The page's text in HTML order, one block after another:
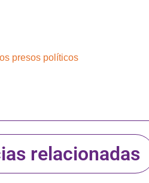
presos políticos
relacionadas